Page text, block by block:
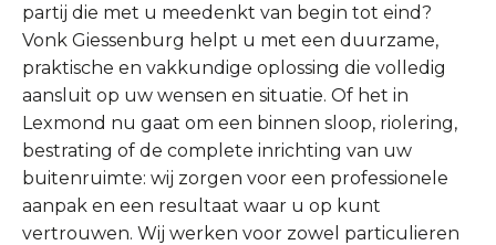
partij die met u meedenkt van begin tot eind?
Vonk Giessenburg helpt u met een duurzame,
praktische en vakkundige oplossing die volledig
aansluit op uw wensen en situatie. Of het in
Lexmond nu gaat om een binnen sloop, riolering,
bestrating of de complete inrichting van uw
buitenruimte: wij zorgen voor een professionele
aanpak en een resultaat waar u op kunt
vertrouwen. Wij werken voor zowel particulieren